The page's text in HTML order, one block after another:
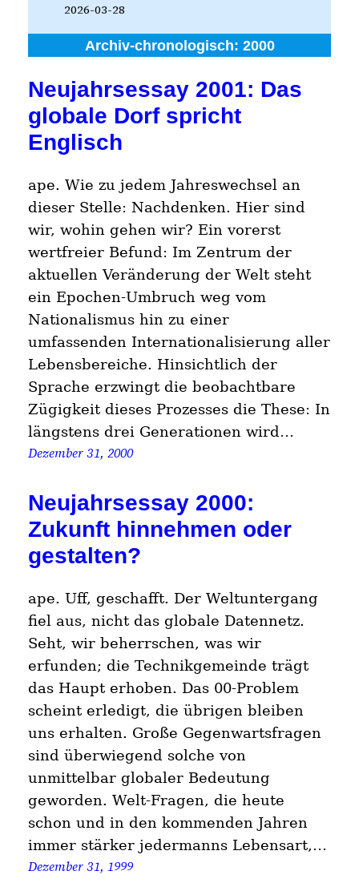
2026-03-28
Archiv-chronologisch: 2000
Neujahrsessay 2001: Das
globale Dorf spricht
Englisch
ape. Wie zu jedem Jahreswechsel an
dieser Stelle: Nachdenken. Hier sind
wir, wohin gehen wir? Ein vorerst
wertfreier Befund: Im Zentrum der
aktuellen Veränderung der Welt steht
ein Epochen-Umbruch weg vom
Nationalismus hin zu einer
umfassenden Internationalisierung aller
Lebensbereiche. Hinsichtlich der
Sprache erzwingt die beobachtbare
Zügigkeit dieses Prozesses die These: In
längstens drei Generationen wird…
Dezember 31, 2000
Neujahrsessay 2000:
Zukunft hinnehmen oder
gestalten?
ape. Uff, geschafft. Der Weltuntergang
fiel aus, nicht das globale Datennetz.
Seht, wir beherrschen, was wir
erfunden; die Technikgemeinde trägt
das Haupt erhoben. Das 00-Problem
scheint erledigt, die übrigen bleiben
uns erhalten. Große Gegenwartsfragen
sind überwiegend solche von
unmittelbar globaler Bedeutung
geworden. Welt-Fragen, die heute
schon und in den kommenden Jahren
immer stärker jedermanns Lebensart,…
Dezember 31, 1999